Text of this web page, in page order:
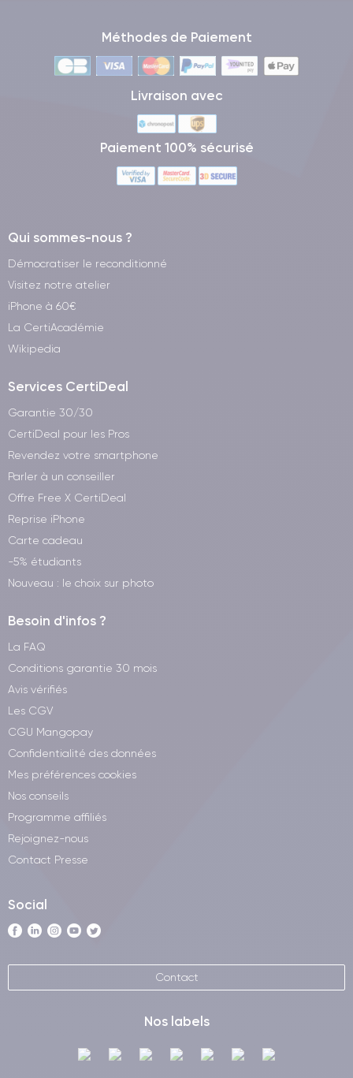
Méthodes de Paiement
Livraison avec
Paiement 100% sécurisé
Qui sommes-nous ?
Démocratiser le reconditionné
Visitez notre atelier
iPhone à 60€
La CertiAcadémie
Wikipedia
Services CertiDeal
Garantie 30/30
CertiDeal pour les Pros
Revendez votre smartphone
Parler à un conseiller
Offre Free X CertiDeal
Reprise iPhone
Carte cadeau
-5% étudiants
Nouveau : le choix sur photo
Besoin d'infos ?
La FAQ
Conditions garantie 30 mois
Avis vérifiés
Les CGV
CGU Mangopay
Confidentialité des données
Mes préférences cookies
Nos conseils
Programme affiliés
Rejoignez-nous
Contact Presse
Social
Contact
Nos labels